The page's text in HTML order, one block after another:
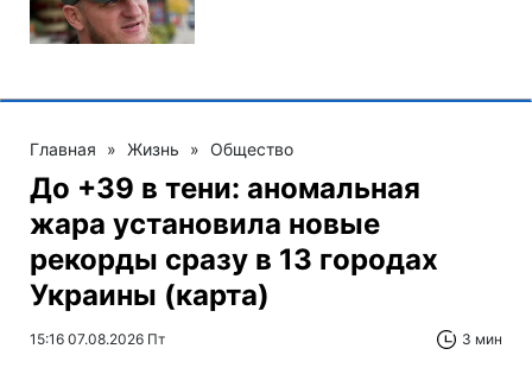
Главная » Жизнь » Общество
До +39 в тени: аномальная
жара установила новые
рекорды сразу в 13 городах
Украины (карта)
15:16 07.08.2026 Пт 3 мин